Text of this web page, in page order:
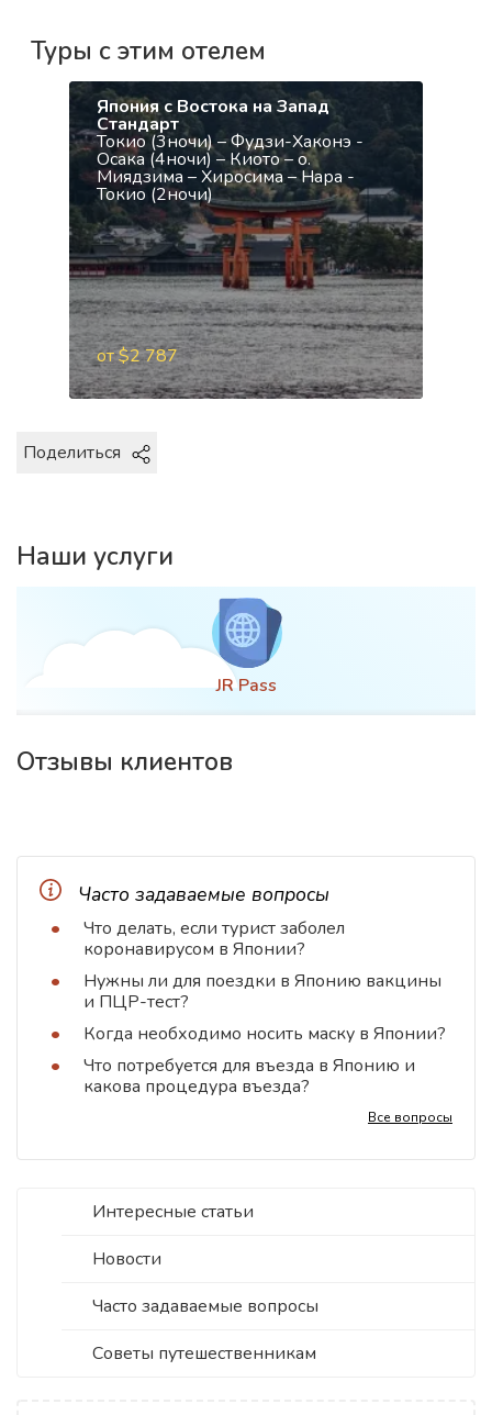
Часто задаваемые вопросы
Что делать, если турист заболел
коронавирусом в Японии?
Нужны ли для поездки в Японию вакцины
и ПЦР-тест?
Когда необходимо носить маску в Японии?
Что потребуется для въезда в Японию и
какова процедура въезда?
Все вопросы
Интересные статьи
Новости
Часто задаваемые вопросы
Советы путешественникам
Туры с этим отелем
Япония с Востока на Запад
Стандарт
Токио (3ночи) – Фудзи-Хаконэ -
Осака (4ночи) – Киото – о.
Миядзима – Хиросима – Нара -
Токио (2ночи)
от $2 787
Поделиться
Наши услуги
Оформление визы
Отзывы клиентов